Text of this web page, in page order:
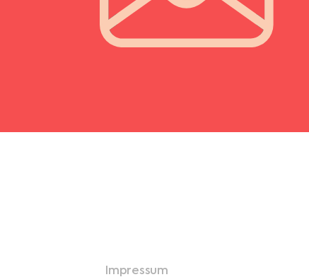
Impressum